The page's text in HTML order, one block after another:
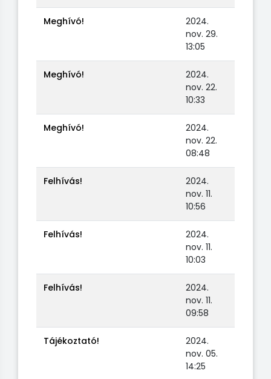
Meghívó!
2024.
nov. 29.
13:05
Meghívó!
2024.
nov. 22.
10:33
Meghívó!
2024.
nov. 22.
08:48
Felhívás!
2024.
nov. 11.
10:56
Felhívás!
2024.
nov. 11.
10:03
Felhívás!
2024.
nov. 11.
09:58
Tájékoztató!
2024.
nov. 05.
14:25